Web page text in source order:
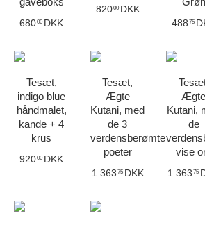
68000 DKK
82000 DKK
488 75
Tesæt,
indigo blue
håndmalet,
kande + 4
krus
92000 DKK
Tesæt,
Ægte
Kutani, med
de 3
verdensberømte
poeter
1.363 75 DKK
Ægte
Kutani,
de
vise
1.363 75